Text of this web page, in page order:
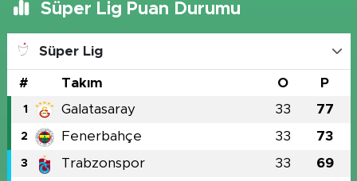
Süper Lig Puan Durumu
Süper Lig
# Takım O P
1 Galatasaray 33 77
2 Fenerbahçe 33 73
3 Trabzonspor 33 69